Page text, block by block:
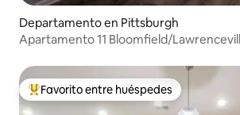
Departamento en Pittsburgh
Apartamento 11 Bloomfield/
De los mejores en Favorito entre
Favorito entre huéspedes